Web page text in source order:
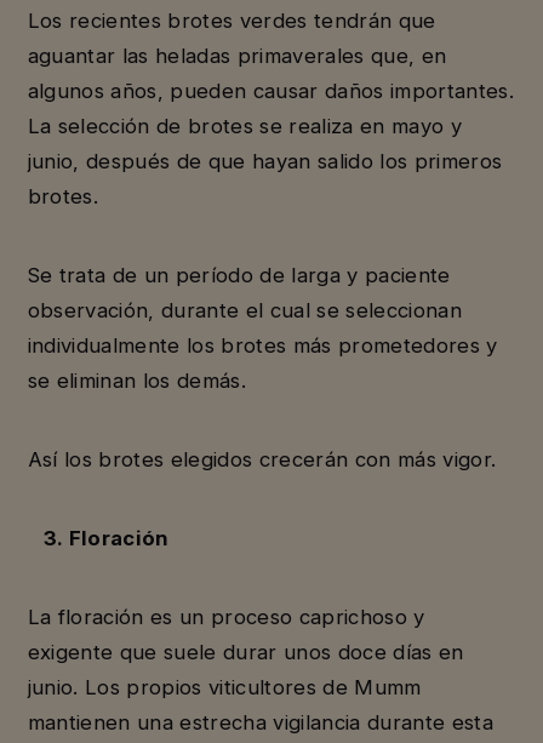
Los recientes brotes verdes tendrán que
aguantar las heladas primaverales que, en
algunos años, pueden causar daños importantes.
La selección de brotes se realiza en mayo y
junio, después de que hayan salido los primeros
brotes.
Se trata de un período de larga y paciente
observación, durante el cual se seleccionan
individualmente los brotes más prometedores y
se eliminan los demás.
Así los brotes elegidos crecerán con más vigor.
3. Floración
La floración es un proceso caprichoso y
exigente que suele durar unos doce días en
junio. Los propios viticultores de Mumm
mantienen una estrecha vigilancia durante esta